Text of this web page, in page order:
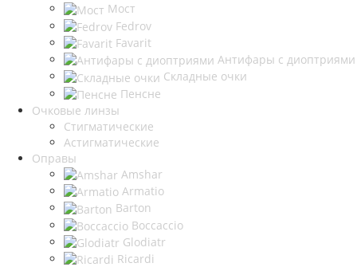
Мост
Fedrov
Favarit
Антифары с диоптриями
Складные очки
Пенсне
Очковые линзы
Стигматические
Астигматические
Оправы
Amshar
Armatio
Barton
Boccaccio
Glodiatr
Ricardi